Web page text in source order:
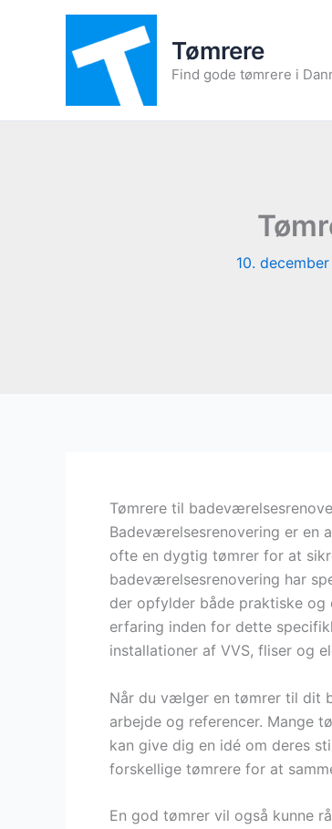
Tømrere
Find gode tømrere i
10.
Tømrere til
Badeværelsesrenovering er
ofte en dygtig tømrer for at
badeværelsesrenovering har
der opfylder både praktiske
erfaring inden for dette
installationer af VVS, fliser og
Når du vælger en tømrer til dit
arbejde og referencer. Mange
kan give dig en idé om deres
forskellige tømrere for at
En god tømrer vil også kunne